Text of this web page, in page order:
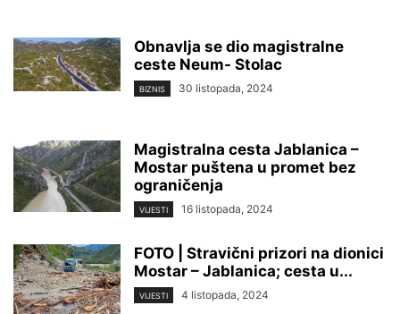
Obnavlja se dio magistralne
ceste Neum- Stolac
BIZNIS 30 listopada, 2024
Magistralna cesta Jablanica –
Mostar puštena u promet bez
ograničenja
VIJESTI 16 listopada, 2024
FOTO | Stravični prizori na dionici
Mostar – Jablanica; cesta u...
VIJESTI 4 listopada, 2024